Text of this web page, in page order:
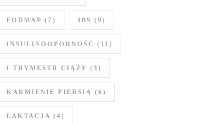
FODMAP (7) IBS (9)
INSULINOOPORNOŚĆ (11)
I TRYMESTR CIĄŻY (3)
KARMIENIE PIERSIĄ (6)
LAKTACJA (4)